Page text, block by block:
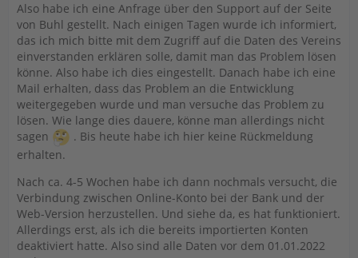
Also habe ich eine Anfrage über den Support auf der Seite
von Buhl gestellt. Nach einigen Tagen wurde ich informiert,
das ich mich bitte mit dem Zugriff auf die Daten des Vereins
einverstanden erklären solle, damit man das Problem lösen
könne. Also habe ich dies eingestellt. Danach habe ich eine
Mail erhalten, dass das Problem an die Entwicklung
weitergegeben wurde und man versuche das Problem zu
lösen. Wie lange dies dauere, könne man allerdings nicht
sagen
. Bis heute habe ich hier keine Rückmeldung
erhalten.
Nach ca. 4-5 Wochen habe ich dann nochmals versucht, die
Verbindung zwischen Online-Konto bei der Bank und der
Web-Version herzustellen. Und siehe da, es hat funktioniert.
Allerdings erst, als ich die bereits importierten Konten
deaktiviert hatte. Also sind alle Daten vor dem 01.01.2022